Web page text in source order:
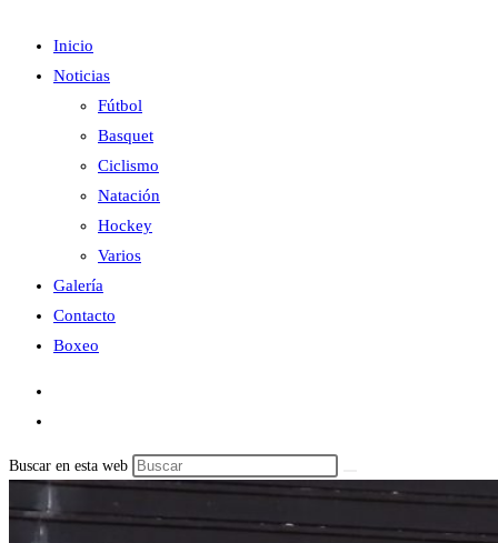
Inicio
Noticias
Fútbol
Basquet
Ciclismo
Natación
Hockey
Varios
Galería
Contacto
Boxeo
Buscar en esta web